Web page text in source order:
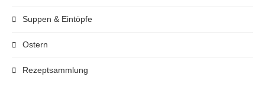
Suppen & Eintöpfe
Ostern
Rezeptsammlung